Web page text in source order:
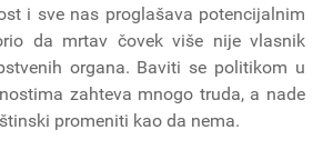
i sve nas proglašava potencijalnim
da mrtav čovek više nije vlasnik
organa. Baviti se politikom u
zahteva mnogo truda, a nade
promeniti kao da nema.